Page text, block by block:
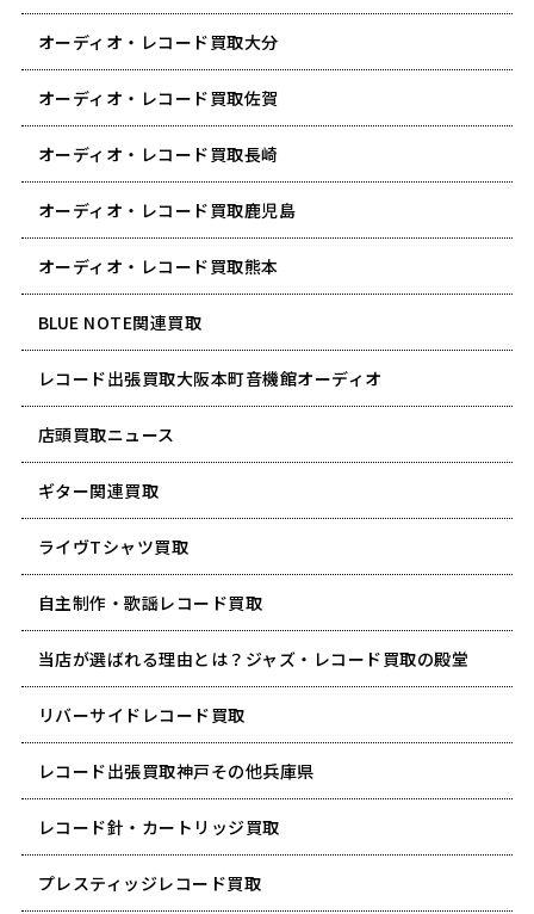
オーディオ・レコード買取大分
オーディオ・レコード買取佐賀
オーディオ・レコード買取長崎
オーディオ・レコード買取鹿児島
オーディオ・レコード買取熊本
BLUE NOTE関連買取
レコード出張買取大阪本町音機館オーディオ
店頭買取ニュース
ギター関連買取
ライヴTシャツ買取
自主制作・歌謡レコード買取
当店が選ばれる理由とは？ジャズ・レコード買取の殿堂
リバーサイドレコード買取
レコード出張買取神戸その他兵庫県
レコード針・カートリッジ買取
プレスティッジレコード買取